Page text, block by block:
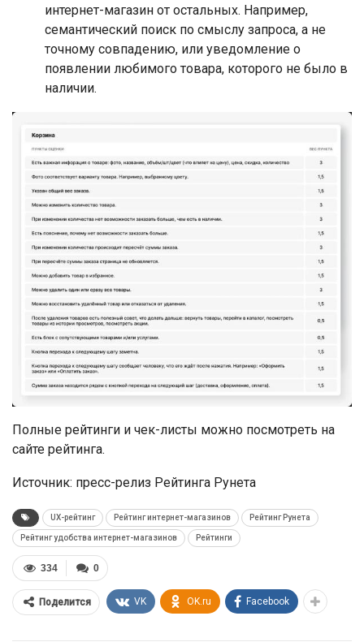
интернет-магазин от остальных. Например,
семантический поиск по смыслу запроса, а не
точному совпадению, или уведомление о
появлении любимого товара, которого не было в
наличии.
Полные рейтинги и чек-листы можно посмотреть на
сайте рейтинга.
Источник: пресс-релиз Рейтинга Рунета
UX-рейтинг Рейтинг интернет-магазинов Рейтинг Рунета
Рейтинг удобства интернет-магазинов Рейтинги
0
334
Поделится VK OK.ru Facebook